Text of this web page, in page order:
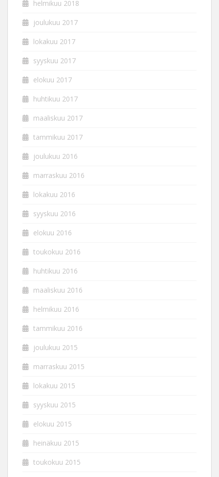
helmikuu 2018
joulukuu 2017
lokakuu 2017
syyskuu 2017
elokuu 2017
huhtikuu 2017
maaliskuu 2017
tammikuu 2017
joulukuu 2016
marraskuu 2016
lokakuu 2016
syyskuu 2016
elokuu 2016
toukokuu 2016
huhtikuu 2016
maaliskuu 2016
helmikuu 2016
tammikuu 2016
joulukuu 2015
marraskuu 2015
lokakuu 2015
syyskuu 2015
elokuu 2015
heinäkuu 2015
toukokuu 2015